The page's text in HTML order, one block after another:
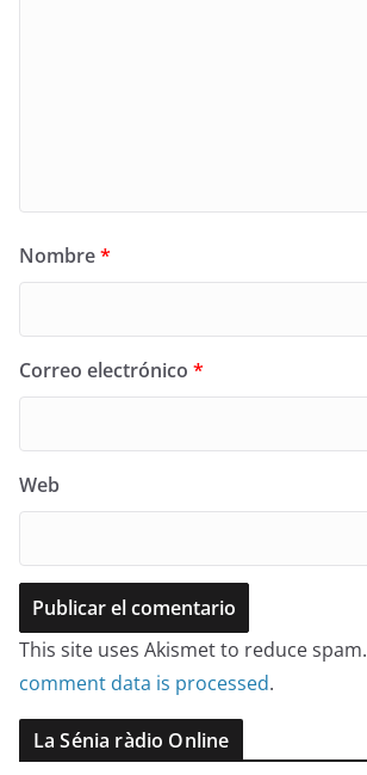
Nombre*
Correo electrónico *
Web
This site uses Akismet to reduce spam.
comment data is processed.
La Sénia ràdio Online